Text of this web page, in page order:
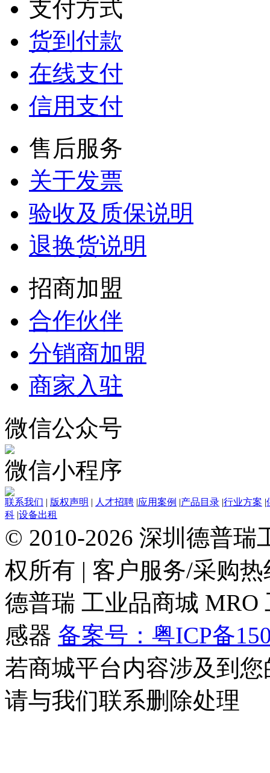
支付方式
货到付款
在线支付
信用支付
售后服务
关于发票
验收及质保说明
退换货说明
招商加盟
合作伙伴
分销商加盟
商家入驻
微信公众号
微信小程序
联系我们 | 版权声明 | 人才招聘 |应用案例 |产品目录 |行业方案 |
科 |设备出租
© 2010-2026 深圳德普瑞
权所有 | 客户服务/采购热
德普瑞 工业品商城 MRO
感器 备案号：粤ICP备
若商城平台内容涉及到
请与我们联系删除处理